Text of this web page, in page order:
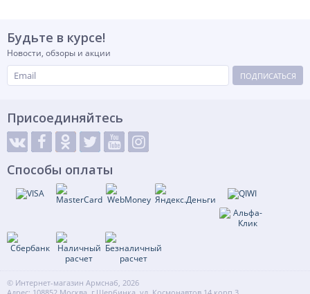
Будьте в курсе!
Новости, обзоры и акции
ПОДПИСАТЬСЯ
Присоединяйтесь
Способы оплаты
© Интернет-магазин Армснаб, 2026